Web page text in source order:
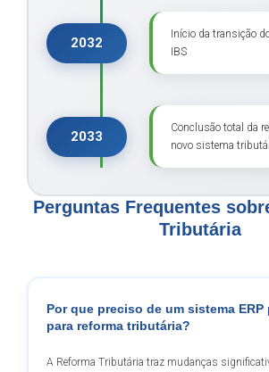
2032
Início da transição
IBS
2033
Conclusão total da
novo sistema
Perguntas Frequentes
Tributária
Por que preciso de um sistema ERP
para reforma tributária?
A Reforma Tributária traz mudanças